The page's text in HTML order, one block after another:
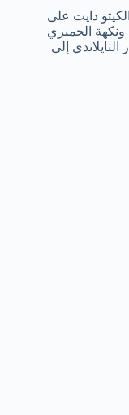
دايت على
ونكهة الجمبري
إلى